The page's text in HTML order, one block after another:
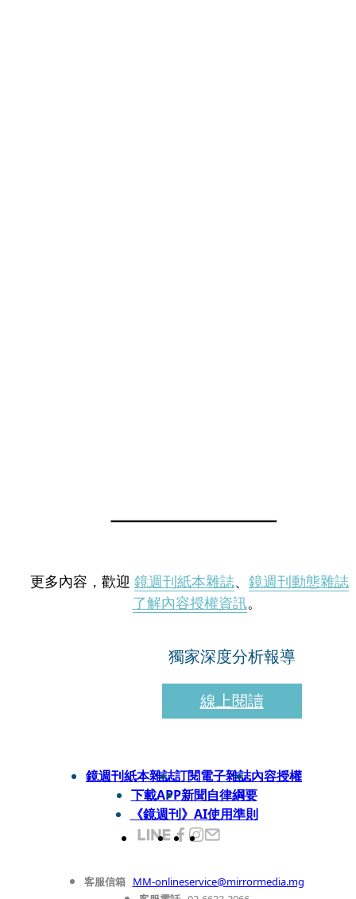
更多內容，歡迎 鏡週刊紙本雜誌、 鏡週刊動態雜誌
了解內容授權資訊。
獨家深度分析報導
線上閱讀
鏡週刊紙本雜誌訂閱電子雜誌內容授權
下載APP新聞自律綱要
《鏡週刊》AI使用準則
客服信箱 MM-onlineservice@mirrormedia.mg